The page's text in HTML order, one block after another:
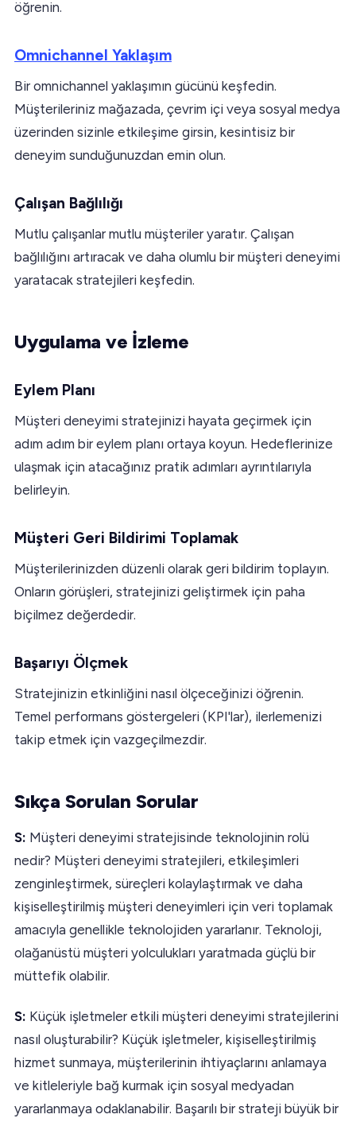
öğrenin.
Omnichannel Yaklaşım
Bir omnichannel yaklaşımın gücünü keşfedin.
Müşterileriniz mağazada, çevrim içi veya sosyal medya
üzerinden sizinle etkileşime girsin, kesintisiz bir
deneyim sunduğunuzdan emin olun.
Çalışan Bağlılığı
Mutlu çalışanlar mutlu müşteriler yaratır. Çalışan
bağlılığını artıracak ve daha olumlu bir müşteri deneyimi
yaratacak stratejileri keşfedin.
Uygulama ve İzleme
Eylem Planı
Müşteri deneyimi stratejinizi hayata geçirmek için
adım adım bir eylem planı ortaya koyun. Hedeflerinize
ulaşmak için atacağınız pratik adımları ayrıntılarıyla
belirleyin.
Müşteri Geri Bildirimi Toplamak
Müşterilerinizden düzenli olarak geri bildirim toplayın.
Onların görüşleri, stratejinizi geliştirmek için paha
biçilmez değerdedir.
Başarıyı Ölçmek
Stratejinizin etkinliğini nasıl ölçeceğinizi öğrenin.
Temel performans göstergeleri (KPI'lar), ilerlemenizi
takip etmek için vazgeçilmezdir.
Sıkça Sorulan Sorular
S: Müşteri deneyimi stratejisinde teknolojinin rolü
nedir? Müşteri deneyimi stratejileri, etkileşimleri
zenginleştirmek, süreçleri kolaylaştırmak ve daha
kişiselleştirilmiş müşteri deneyimleri için veri toplamak
amacıyla genellikle teknolojiden yararlanır. Teknoloji,
olağanüstü müşteri yolculukları yaratmada güçlü bir
müttefik olabilir.
S: Küçük işletmeler etkili müşteri deneyimi stratejilerini
nasıl oluşturabilir? Küçük işletmeler, kişiselleştirilmiş
hizmet sunmaya, müşterilerinin ihtiyaçlarını anlamaya
ve kitleleriyle bağ kurmak için sosyal medyadan
yararlanmaya odaklanabilir. Başarılı bir strateji büyük bir